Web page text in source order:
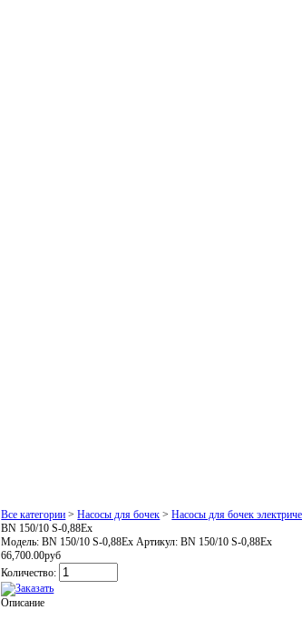
Все категории >Насосы для бочек >Насосы для бочек
BN 150/10 S-0,88Ex
Модель: BN 150/10 S-0,88Ex Артикул: BN 150/10 S-0,88Ex
66,700.00руб
Количество:
Описание